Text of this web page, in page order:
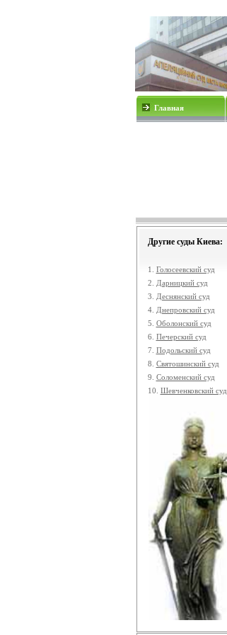
Главная
Другие суды Киева:
1. Голосеевский суд
2.
Дарницкий суд
3.
Деснянский суд
4. Днепровский суд
5. Оболонский суд
6. Печерский суд
7. Подольский суд
8. Святошинский суд
9. Соломенский суд
10. Шевченковский суд